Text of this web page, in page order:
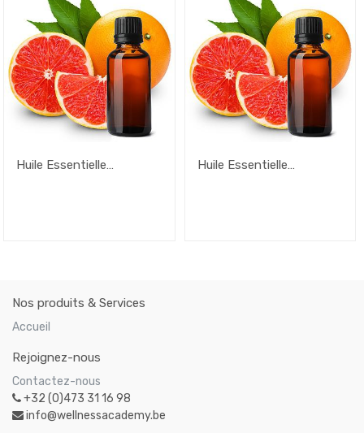
Huile Essentielle
Huile Essentielle
Nos produits & Services
Accueil
Rejoignez-nous
Contactez-nous
+32 (0)473 31 16 98
info@wellnessacademy.be